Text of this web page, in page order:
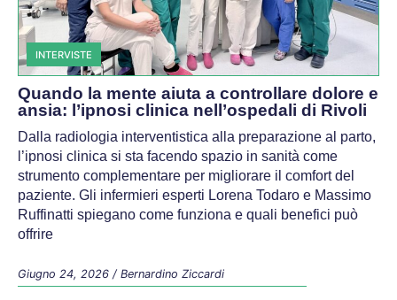
INTERVISTE
Quando la mente aiuta a controllare dolore e
ansia: l’ipnosi clinica nell’ospedali di Rivoli
Dalla radiologia interventistica alla preparazione al parto,
l’ipnosi clinica si sta facendo spazio in sanità come
strumento complementare per migliorare il comfort del
paziente. Gli infermieri esperti Lorena Todaro e Massimo
Ruffinatti spiegano come funziona e quali benefici può
offrire
Giugno 24, 2026 / Bernardino Ziccardi